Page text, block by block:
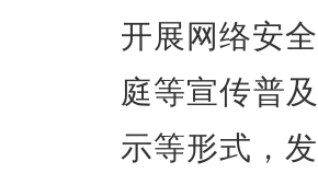
开展网络安
庭等宣传普
示等形式，